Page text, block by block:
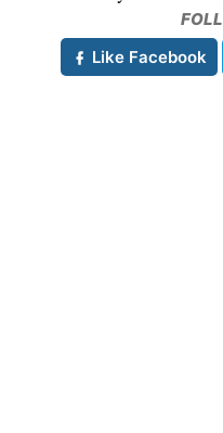
Like Facebook